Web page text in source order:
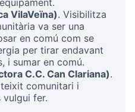
VilaVeïna). Visibilitza
va ser una
en comú com se
per tirar endavant
i sumar en comú.
C.C. Can Clariana).
comunitari i
vulgui fer.